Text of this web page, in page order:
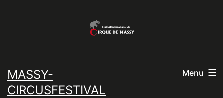
MASSY-
CIRCUSFESTIVAL
Menu